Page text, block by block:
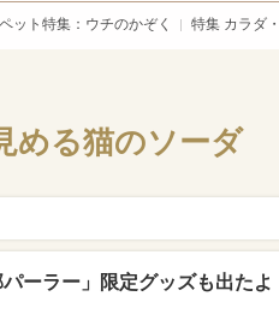
ペット特集：ウチのかぞく 特集 カラダ
める猫のソーダ
ーラー」限定グッズも出たよ